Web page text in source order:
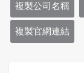
複製公司名稱
複製官網連結